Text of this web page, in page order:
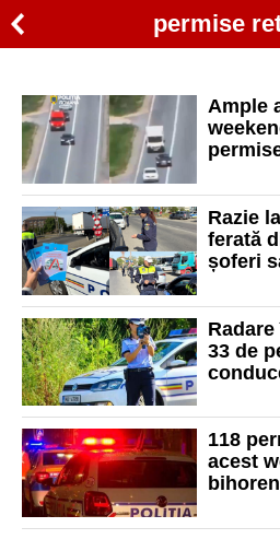
permise
Ample
Razie
ferată
șoferi
trenului
33 de
118
acest